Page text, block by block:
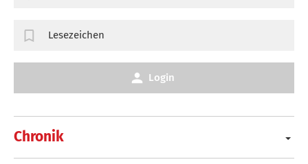
Chronik
Lesezeichen
Login